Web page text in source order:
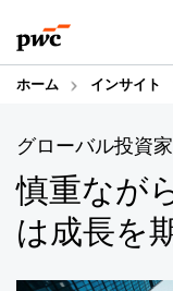
to
content
to
footer
ホーム インサイト
グローバル投資
慎重なが
は成長を